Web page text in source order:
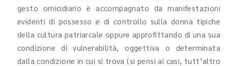
gesto omicidiario è accompagnato da manifestazioni
evidenti di possesso e di controllo sulla donna tipiche
della cultura patriarcale oppure approfittando di una sua
condizione di vulnerabilità, oggettiva o determinata
dalla condizione in cui si trova (si pensi ai casi, tutt’altro